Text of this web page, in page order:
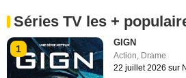
Séries TV les +
1
GIGN
Action Drame
22 juillet 2026 sur